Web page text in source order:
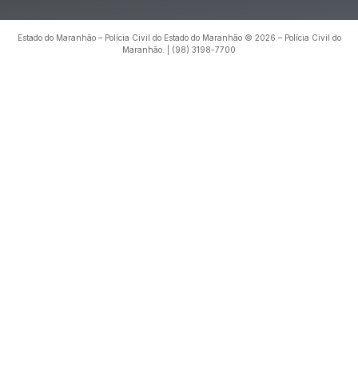
Estado do Maranhão – Polícia Civil do Estado do Maranhão © 2026 – Polícia Civil do
Maranhão. | (98) 3198-7700